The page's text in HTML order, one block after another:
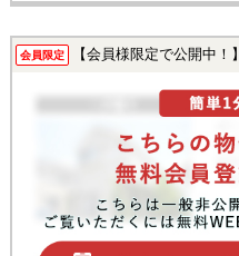
会員限定 【会員様限定で公開中！】